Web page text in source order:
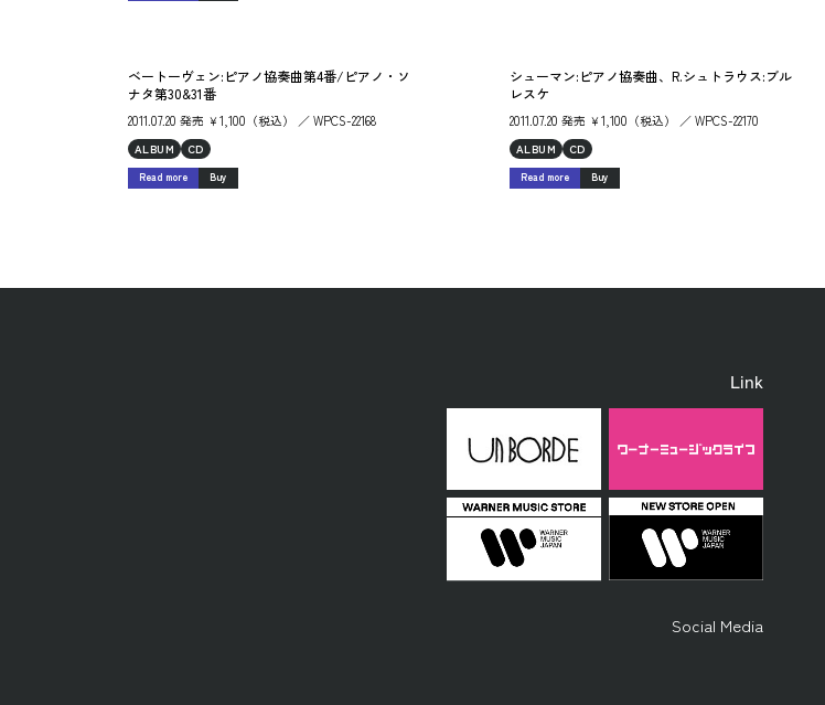
ベートーヴェン:ピアノ協奏曲第4番/ピアノ・ソ
ナタ第30&31番
2011.07.20 発売 ￥1,100（税込） ／ WPCS-22168
ALBUM CD
Read more Buy
シューマン:ピアノ協奏曲、R.シュトラウス:ブル
レスケ
2011.07.20 発売 ￥1,100（税込） ／ WPCS-22170
ALBUM CD
Read more Buy
Link
Social Media